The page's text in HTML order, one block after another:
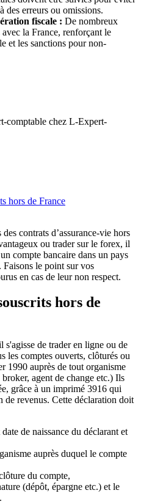
des erreurs ou omissions.
fiscale : De nombreux
la France, renforçant le
et les sanctions pour non-
comptable chez L-Expert-
hors de France
contrats d’assurance-vie hors
ou trader sur le forex, il
compte bancaire dans un pays
Faisons le point sur vos
en cas de leur non respect.
hors de
de trader en ligne ou de
les comptes ouverts, clôturés ou
1990 auprès de tout organisme
agent de change etc.) Ils
grâce à un imprimé 3916 qui
de revenus. Cette déclaration doit
de naissance du déclarant et
auprès duquel le compte
du compte,
(dépôt, épargne etc.) et le